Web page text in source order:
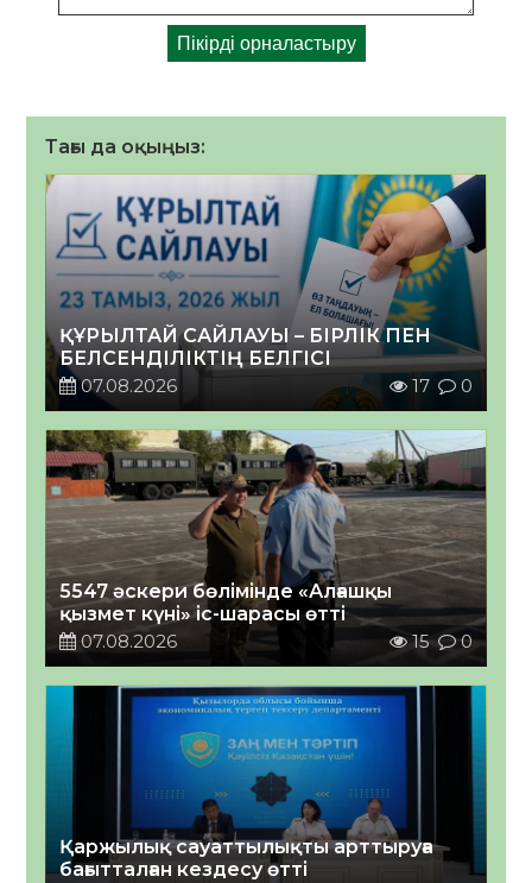
Тағы да оқыңыз:
ҚҰРЫЛТАЙ САЙЛАУЫ – БІРЛІК ПЕН
БЕЛСЕНДІЛІКТІҢ БЕЛГІСІ
07.08.2026
17 0
5547 әскери бөлімінде «Алғашқы
қызмет күні» іс-шарасы өтті
07.08.2026
15 0
Қаржылық сауаттылықты арттыруға
бағытталған кездесу өтті